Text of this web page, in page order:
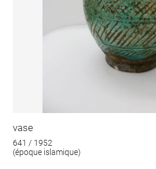
vase
641 / 1952
(époque islamique)